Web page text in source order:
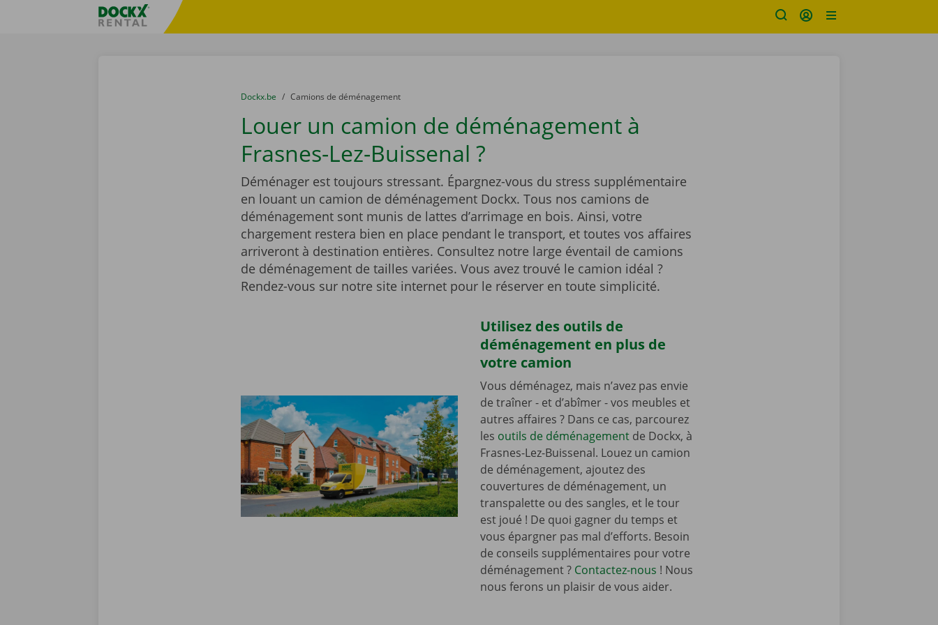
sitename
You are here:
du
Dockx.be to
Camions de déménagement
Louer un camion de déménagement à
Frasnes-Lez-Buissenal ?
Déménager est toujours stressant. Épargnez-vous du stress supplémentaire
en louant un camion de déménagement Dockx. Tous nos camions de
déménagement sont munis de lattes d’arrimage en bois. Ainsi, votre
chargement restera bien en place pendant le transport, et toutes vos affaires
arriveront à destination entières. Consultez notre large éventail de camions
de déménagement de tailles variées. Vous avez trouvé le camion idéal ?
Rendez-vous sur notre site internet pour le réserver en toute simplicité.
Utilisez des outils de
déménagement en plus de
votre camion
Vous déménagez, mais n’avez pas envie
de traîner - et d’abîmer - vos meubles et
autres affaires ? Dans ce cas, parcourez
les outils de déménagementde Dockx, à
Frasnes-Lez-Buissenal. Louez un camion
de déménagement, ajoutez des
couvertures de déménagement, un
transpalette ou des sangles, et le tour
est joué ! De quoi gagner du temps et
vous épargner pas mal d’efforts. Besoin
de conseils supplémentaires pour votre
déménagement ? Contactez-nous ! Nous
nous ferons un plaisir de vous aider.